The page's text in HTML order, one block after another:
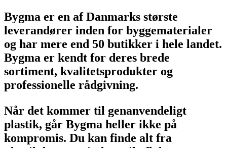
Bygma er en af Danmarks største
leverandører inden for byggematerialer
og har mere end 50 butikker i hele landet.
Bygma er kendt for deres brede
sortiment, kvalitetsprodukter og
professionelle rådgivning.
Når det kommer til genanvendeligt
plastik, går Bygma heller ikke på
kompromis. Du kan finde alt fra